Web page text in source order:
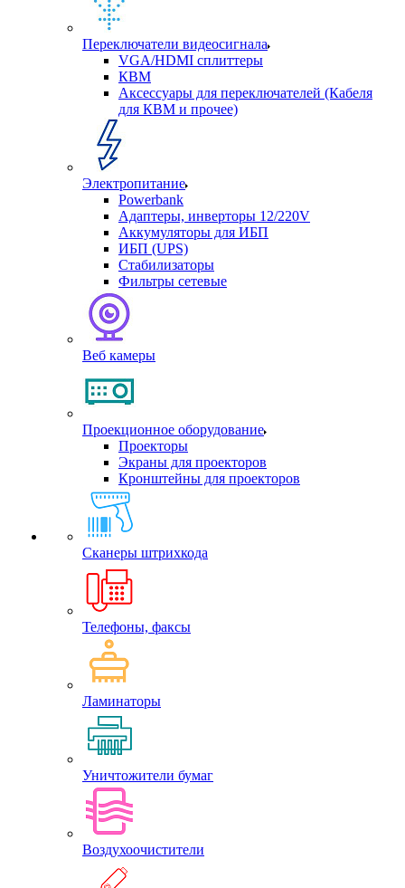
Переключатели видеосигнала
VGA/HDMI сплиттеры
КВМ
Аксессуары для переключателей (Кабеля
для КВМ и прочее)
Электропитание
Powerbank
Адаптеры, инверторы 12/220V
Аккумуляторы для ИБП
ИБП (UPS)
Стабилизаторы
Фильтры сетевые
Веб камеры
Проекционное оборудование
Проекторы
Экраны для проекторов
Кронштейны для проекторов
Сканеры штрихкода
Телефоны, факсы
Ламинаторы
Уничтожители бумаг
Воздухоочистители